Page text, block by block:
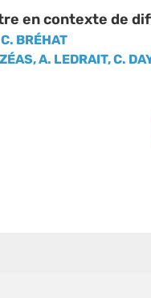
en contexte de
C. BRÉHAT
A. LEDRAIT, C.